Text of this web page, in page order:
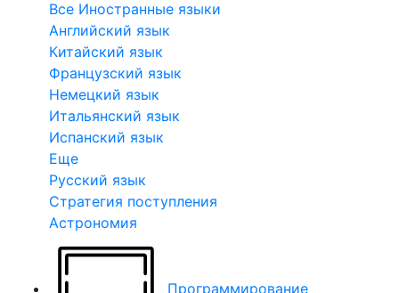
Все Иностранные языки
Английский язык
Китайский язык
Французский язык
Немецкий язык
Итальянский язык
Испанский язык
Еще
Русский язык
Стратегия поступления
Астрономия
Программирование